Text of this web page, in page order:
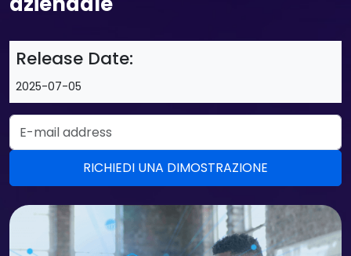
Release Date:
2025-07-05
Email Address